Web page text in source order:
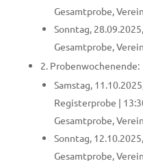
Gesamtprobe,
Sonntag,
Gesamtprobe,
2. Probenwochenende:
Samstag,
Registerprobe |
Gesamtprobe,
Sonntag,
Gesamtprobe,